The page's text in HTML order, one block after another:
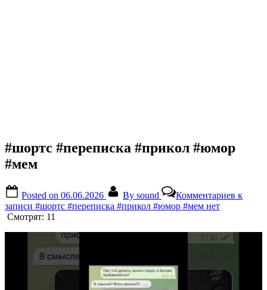
#шортс #переписка #прикол #юмор
#мем
Posted on 06.06.2026 By sound Комментариев к
записи #шортс #переписка #прикол #юмор #мем нет
Смотрят: 11